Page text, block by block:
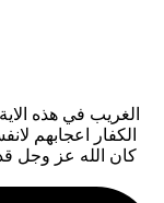
الغريب في هذه
الكفار اعجابهم
كان الله عز وجل